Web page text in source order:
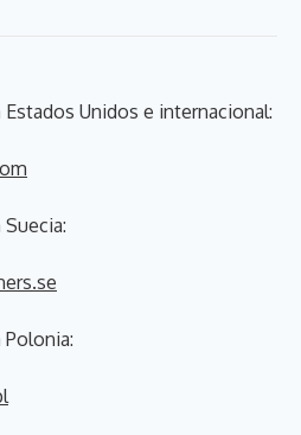
Unidos e internacional: